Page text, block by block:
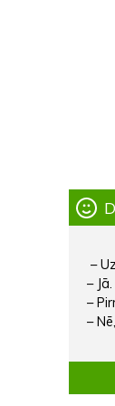
–
– Jā.
–
–